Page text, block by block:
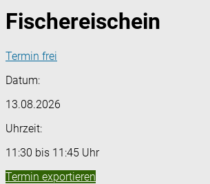
Fischereischein
Termin frei
Datum:
13.08.2026
Uhrzeit:
11:30 bis 11:45 Uhr
Termin exportieren